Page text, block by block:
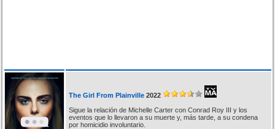
The Girl From Plainville 2022
Sigue la relación de Michelle Carter con Conrad Roy III y los
eventos que lo llevaron a su muerte y, más tarde, a su condena
por homicidio involuntario.